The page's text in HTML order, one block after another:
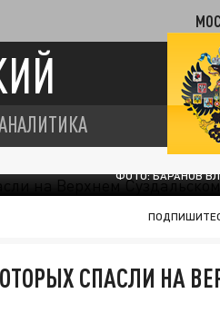
ФОТО: БАРАНОВ
СПАСЛИ НА